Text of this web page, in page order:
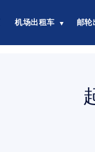
机场出租车 ▼ 邮轮